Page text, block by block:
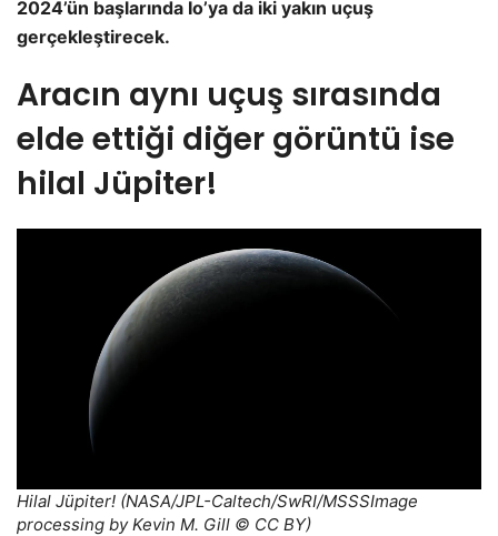
2024’ün başlarında Io’ya da iki yakın uçuş
gerçekleştirecek.
Aracın aynı uçuş sırasında
elde ettiği diğer görüntü ise
hilal Jüpiter!
Hilal Jüpiter! (NASA/JPL-Caltech/SwRI/MSSSImage
processing by Kevin M. Gill © CC BY)